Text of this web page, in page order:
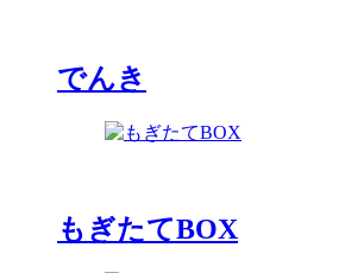
でんき
もぎたてBOX